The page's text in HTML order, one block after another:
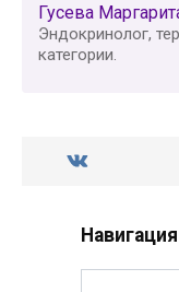
Гусева
Эндокринолог,
категории.
Навигация